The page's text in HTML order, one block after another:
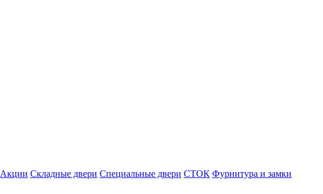
Складные двери Специальные двери СТОК Фурнитура и замки